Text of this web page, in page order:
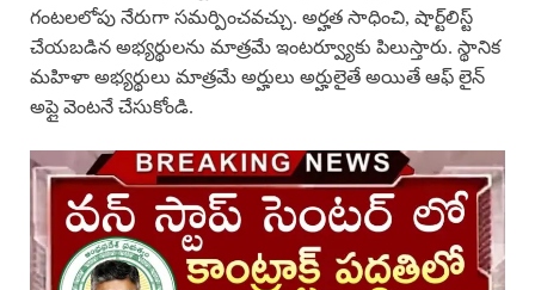
గంటలలోపు నేరుగా సమర్పించవచ్చు. అర్హత సాధించి, షార్ట్‌లిస్ట్
చేయబడిన అభ్యర్థులను మాత్రమే ఇంటర్వ్యూకు పిలుస్తారు. స్థానిక
మహిళా అభ్యర్థులు మాత్రమే అర్హులు అర్హులైతే అయితే ఆఫ్ లైన్
అప్లై వెంటనే చేసుకోండి.